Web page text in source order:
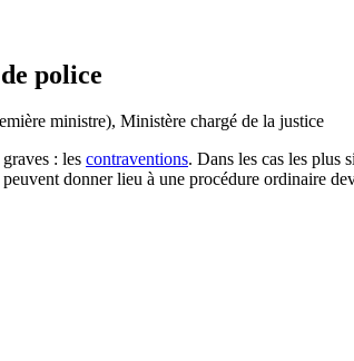
police
ministre), Ministère chargé de la justice
: les contraventions. Dans les cas les plus
donner lieu à une procédure ordinaire